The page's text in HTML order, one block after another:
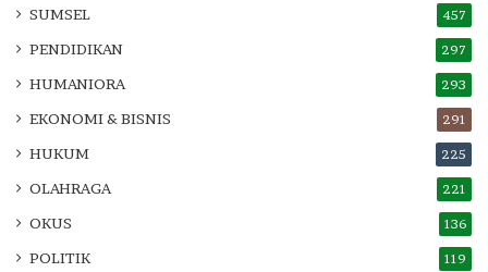
SUMSEL 457
PENDIDIKAN 297
HUMANIORA 293
EKONOMI & BISNIS 291
HUKUM 225
OLAHRAGA 221
OKUS 136
POLITIK 119